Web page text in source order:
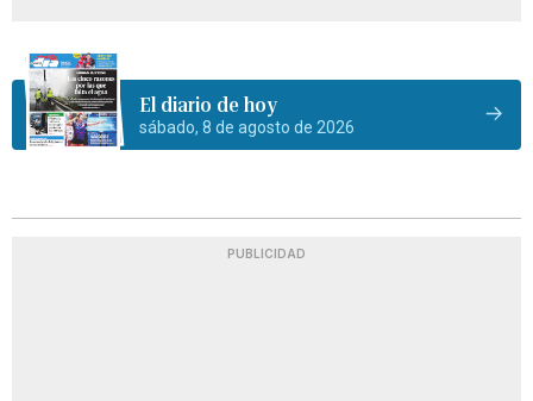
El diario de hoy
sábado, 8 de agosto de 2026
PUBLICIDAD